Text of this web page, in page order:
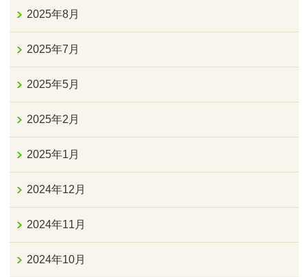
2025年8月
2025年7月
2025年5月
2025年2月
2025年1月
2024年12月
2024年11月
2024年10月